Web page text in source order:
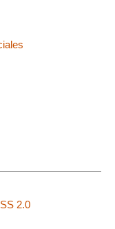
2.0